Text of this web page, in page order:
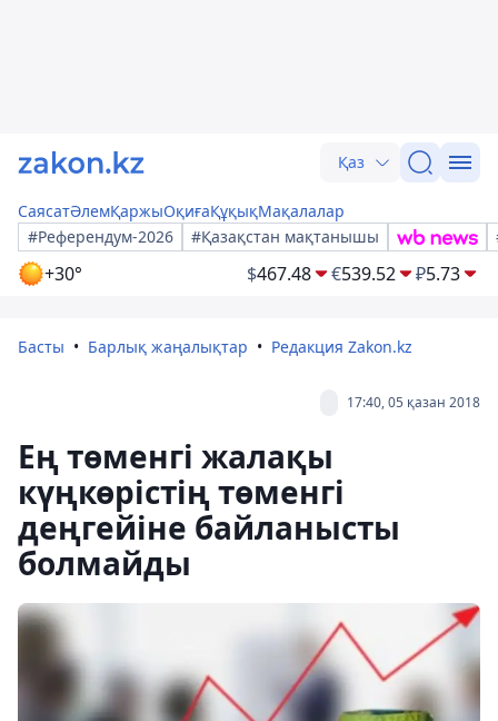
Қаз
СаясатӘлемҚаржыОқиғаҚұқықМақалалар
#Референдум-2026
#Қазақстан мақтанышы
+30° $467.48 €539.52 ₽5.73
Басты Барлық жаңалықтар Редакция Zakon.kz
17:40, 05 қазан 2018
Ең төменгі жалақы
күңкөрістің төменгі
деңгейіне байланысты
болмайды